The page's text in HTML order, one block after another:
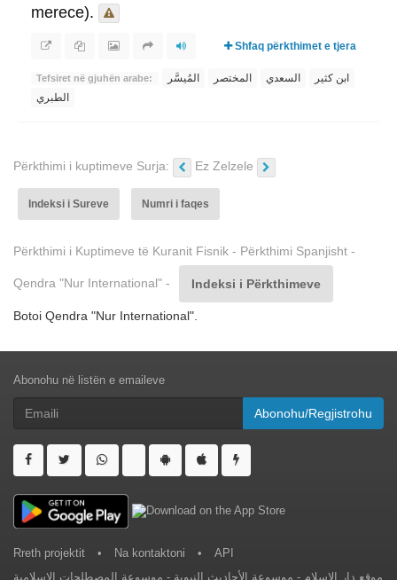
merece).
Shfaq përkthimet e tjera
Tefsiret në gjuhën arabe: المُيسَّر المختصر السعدي
ابن كثير
الطبري
Përkthimi i kuptimeve Surja: Ez Zelzele
Indeksi i Sureve Numri i faqes
Përkthimi i Kuptimeve të Kuranit Fisnik - Përkthimi Spanjisht -
Qendra "Nur International" - Indeksi i Përkthimeve
Botoi Qendra "Nur International".
Abonohu në listën e emaileve
Abonohu/Regjistrohu
Rreth projektit • Na kontaktoni •
API
موقع دار الإسلام - موسوعة الأحاديث النبوية - موسوعة المصطلحات الإسلامية